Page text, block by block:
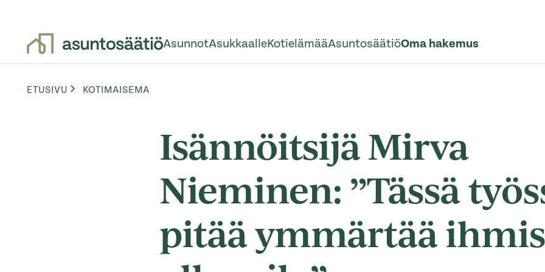
AsunnotAsukkaalleKotielämääAsuntosäätiöOma hakemus
Browse:
ETUSIVU KOTIMAISEMA
Isännöitsijä Mirva
Nieminen: ”Tässä
pitää ymmärtää